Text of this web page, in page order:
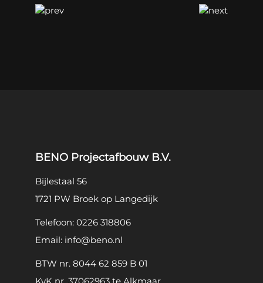
BENO Projectafbouw B.V.
Bijlestaal 56
1721 PW Broek op Langedijk
Telefoon: 0226 318806
Email: info@beno.nl
BTW nr. 8044 62 859 B 01